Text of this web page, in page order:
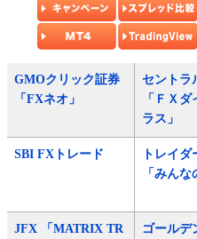
GMOクリック証券
「FXネオ」
セントラ
「ＦＸ
ラス」
SBI FXトレード
トレイ
「みんな
JFX 「MATRIX TR
ゴールデ